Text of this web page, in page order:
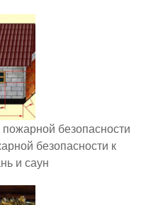
безопасности
безопасности к
и саун